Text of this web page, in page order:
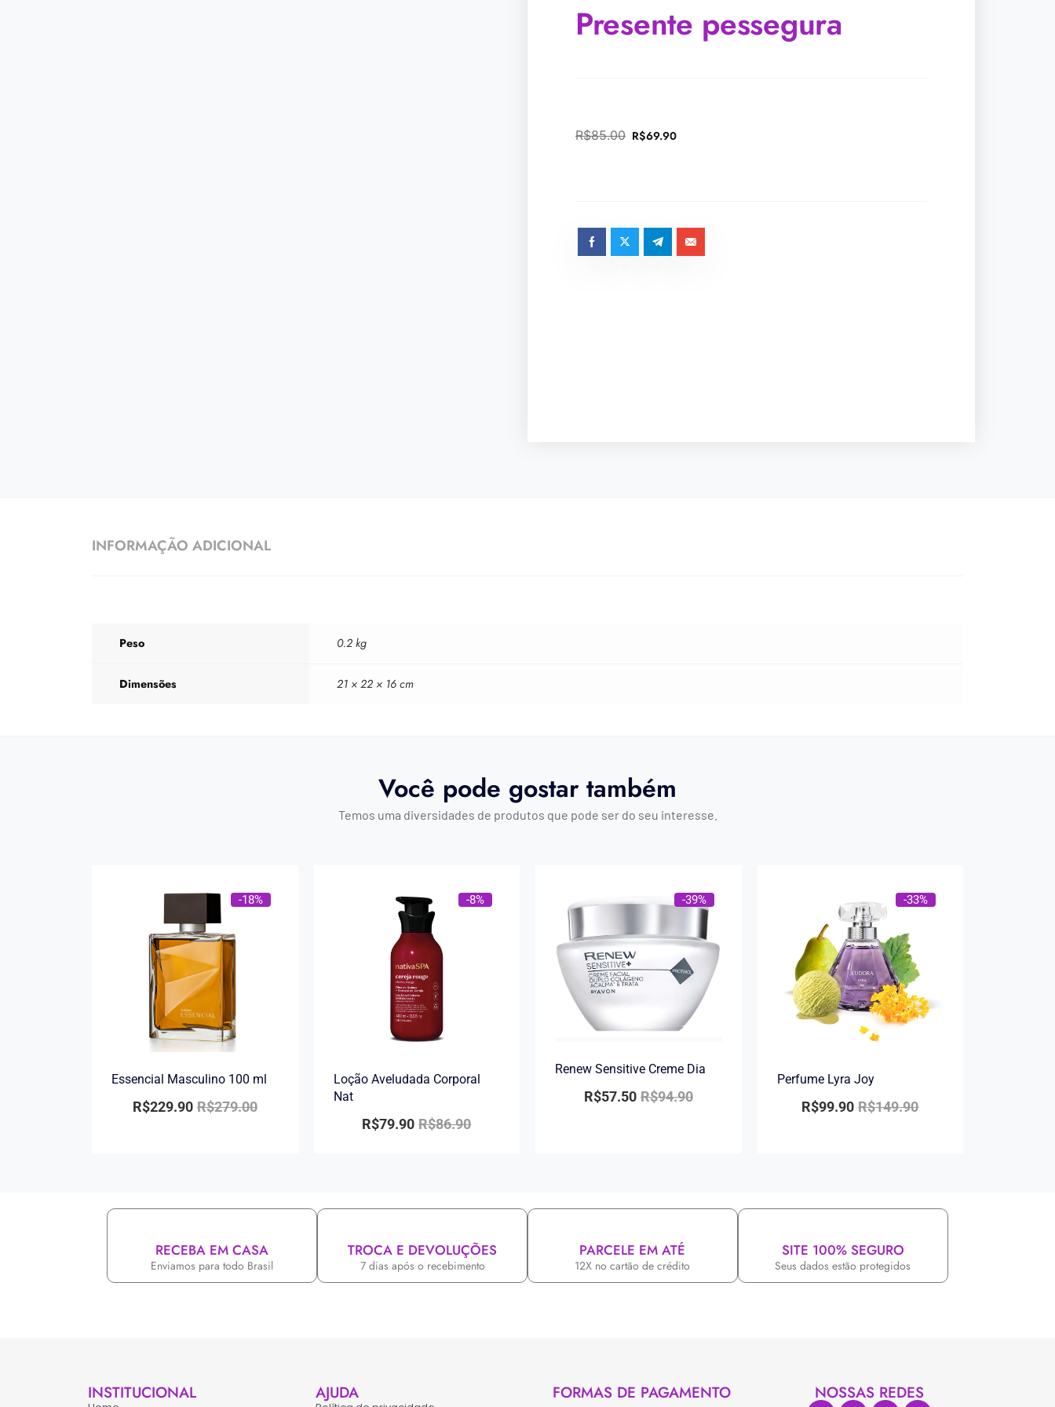
Presente pessegura
R$85.00 R$69.90
INFORMAÇÃO ADICIONAL
Peso 0.2 kg
Dimensões 21 × 22 × 16 cm
Você pode gostar também
Temos uma diversidades de produtos que pode ser do seu interesse.
-18%
Essencial Masculino 100 ml
R$279.00
R$229.90
-8%
Loção Aveludada Corporal
Nat
R$86.90
R$79.90
-39%
Renew Sensitive Creme Dia
R$94.90
R$57.50
-33%
Perfume Lyra Joy
R$149.90
R$99.90
RECEBA EM CASA
Enviamos para todo Brasil
TROCA E DEVOLUÇÕES
7 dias após o recebimento
PARCELE EM ATÉ
12X no cartão de crédito
SITE 100% SEGURO
Seus dados estão protegidos
INSTITUCIONAL AJUDA FORMAS DE PAGAMENTO NOSSAS REDES